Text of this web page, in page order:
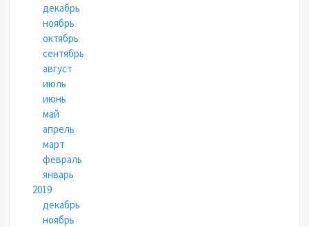
декабрь
ноябрь
октябрь
сентябрь
август
июль
июнь
май
апрель
март
февраль
январь
2019
декабрь
ноябрь